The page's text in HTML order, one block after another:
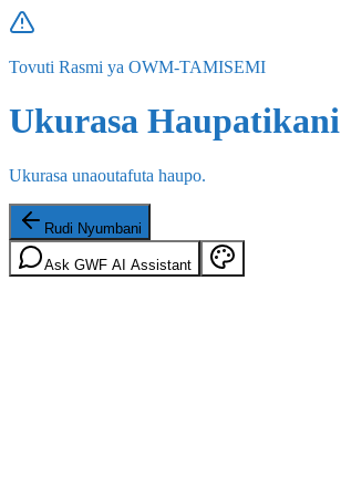
Tovuti Rasmi ya OWM-TAMISEMI
Ukurasa Haupatikani
Ukurasa unaoutafuta haupo.
Rudi Nyumbani
Ask GWF AI Assistant